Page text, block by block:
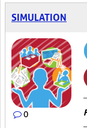
SIMULATION
0